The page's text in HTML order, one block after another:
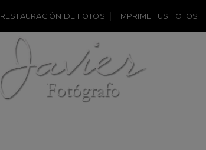
RESTAURACIÓN DE FOTOS IMPRIME TUS FOTOS